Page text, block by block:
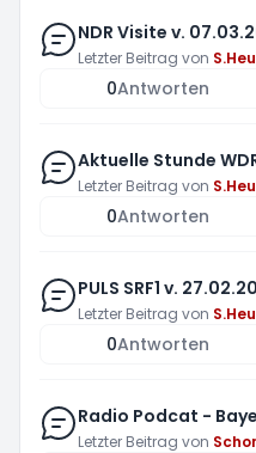
NDR Visite v.
Letzter Beitrag von
0Antworten
Aktuelle Stunde
Letzter Beitrag von
0Antworten
PULS SRF1 v.
Letzter Beitrag von
0Antworten
Radio Podcat -
Letzter Beitrag von